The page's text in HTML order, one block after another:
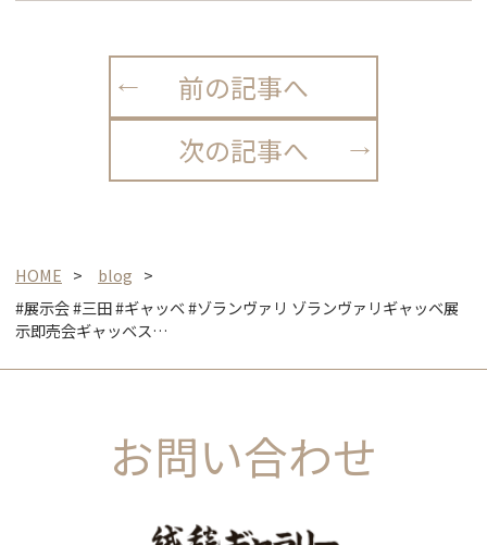
前の記事へ
次の記事へ
HOME
blog
#展示会 #三田 #ギャッベ #ゾランヴァリ ゾランヴァリギャッベ展
示即売会ギャッベス…
お問い合わせ